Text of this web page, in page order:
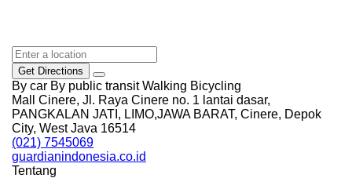
Get Directions
By car By public transit Walking Bicycling
Mall Cinere, Jl. Raya Cinere no. 1 lantai dasar,
PANGKALAN JATI, LIMO,JAWA BARAT, Cinere, Depok
City, West Java 16514
(021) 7545069
guardianindonesia.co.id
Tentang